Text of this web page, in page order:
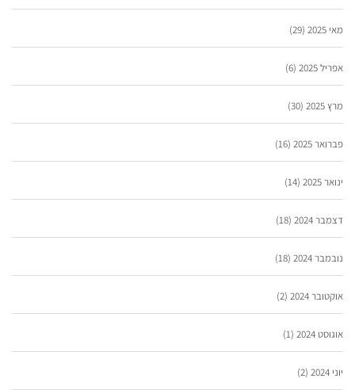
מאי 2025 (29)
אפריל 2025 (6)
מרץ 2025 (30)
פברואר 2025 (16)
ינואר 2025 (14)
דצמבר 2024 (18)
נובמבר 2024 (18)
אוקטובר 2024 (2)
אוגוסט 2024 (1)
יוני 2024 (2)